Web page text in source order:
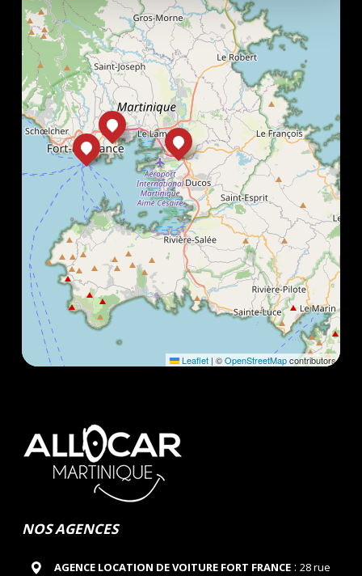
Leaflet | ©OpenStreetMapcontributors
NOS AGENCES
AGENCE LOCATION DE VOITURE FORT FRANCE: 28 rue